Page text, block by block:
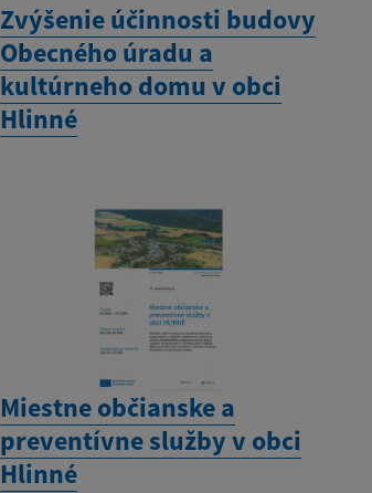
Zvýšenie účinnosti budovy
Obecného úradu a
kultúrneho domu v obci
Hlinné
Miestne občianske a
preventívne služby v obci
Hlinné